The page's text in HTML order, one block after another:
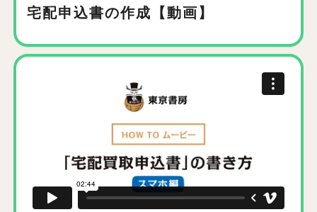
宅配申込書の作成【動画】